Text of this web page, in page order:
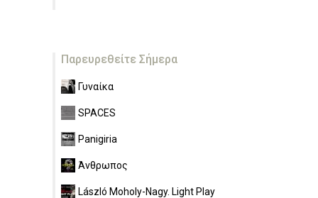
Παρευρεθείτε Σήμερα
Γυναίκα
SPACES
Panigiria
Άνθρωπος
László Moholy-Nagy. Light Play